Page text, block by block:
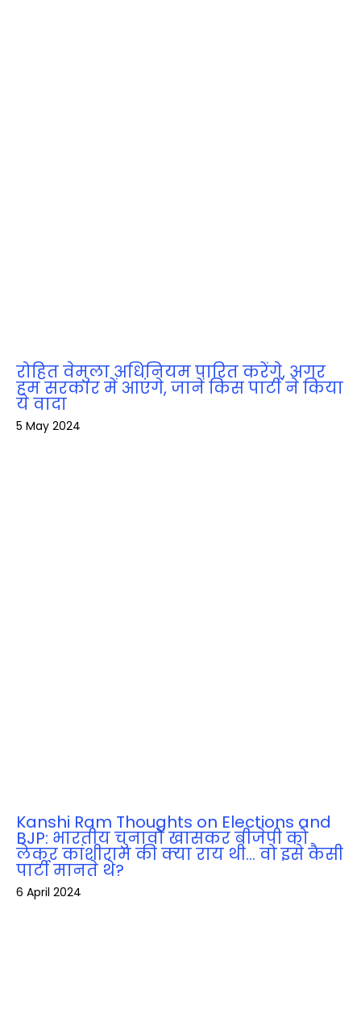
रोहित वेमुला अधिनियम पारित करेंगे, अगर
हम सरकार में आएंगे, जानें किस पार्टी ने किया
ये वादा
5 May 2024
Kanshi Ram Thoughts on Elections and
BJP: भारतीय चुनावों खासकर बीजेपी को
लेकर कांशीराम की क्‍या राय थी… वो इसे कैसी
पार्टी मानते थे?
6 April 2024